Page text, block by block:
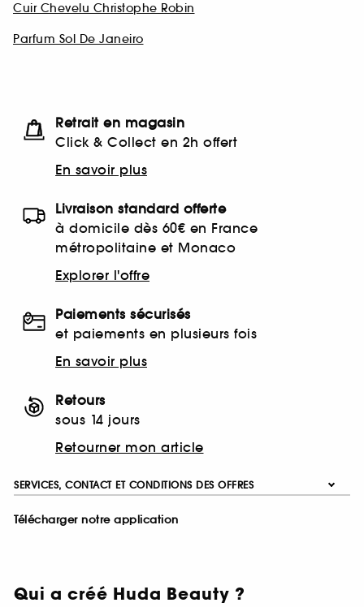
Cuir Chevelu Christophe Robin
Parfum Sol De Janeiro
Retrait en magasin
Click & Collect en 2h offert
En savoir plus
Livraison standard offerte
à domicile dès 60€ en France
métropolitaine et Monaco
Explorer l'offre
Paiements sécurisés
et paiements en plusieurs fois
En savoir plus
Retours
sous 14 jours
Retourner mon article
SERVICES, CONTACT ET CONDITIONS DES OFFRES
Télécharger notre application
Qui a créé Huda Beauty ?